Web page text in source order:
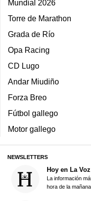
Mundial 2026
Torre de Marathon
Grada de Río
Opa Racing
CD Lugo
Andar Miudiño
Forza Breo
Fútbol gallego
Motor gallego
NEWSLETTERS
Hoy en La Voz
La información
hora de la mañana